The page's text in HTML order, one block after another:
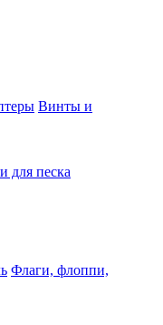
Винты и
для песка
Флаги, флоппи,